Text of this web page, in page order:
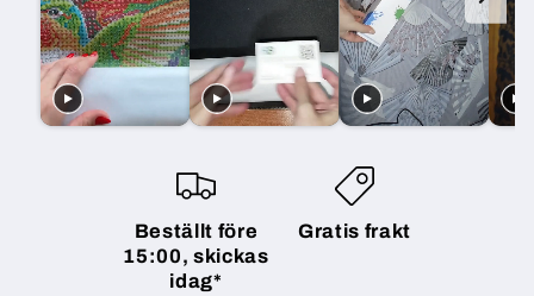
Beställt före
15:00, skickas
idag*
Gratis frakt